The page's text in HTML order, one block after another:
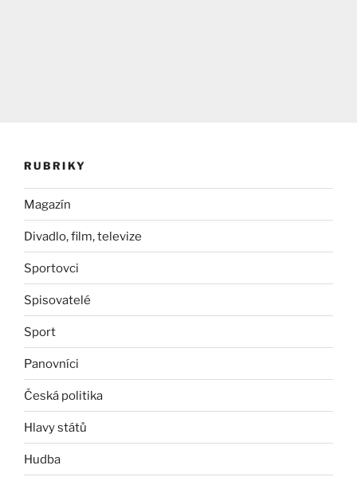
RUBRIKY
Magazín
Divadlo, film, televize
Sportovci
Spisovatelé
Sport
Panovníci
Česká politika
Hlavy států
Hudba